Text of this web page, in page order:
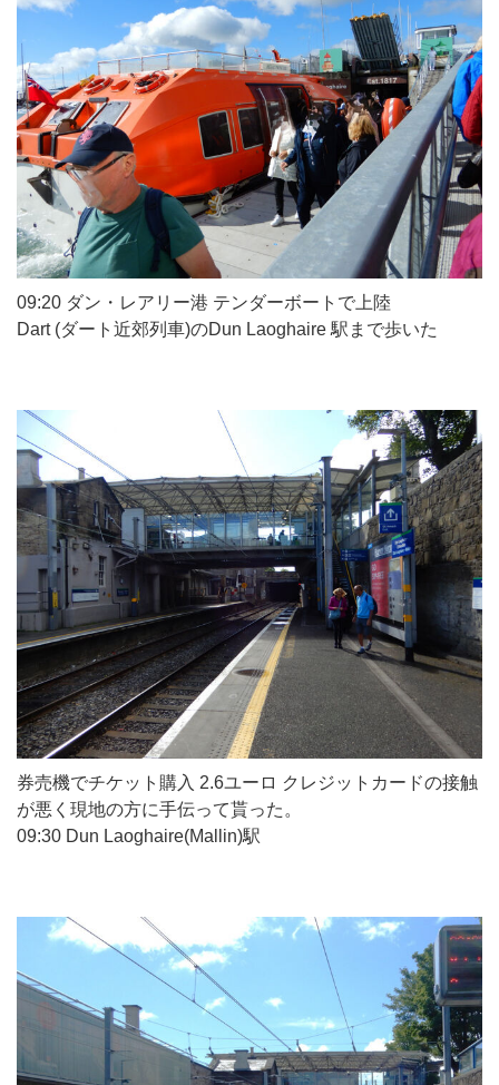
09:20 ダン・レアリー港 テンダーボートで上陸
Dart (ダート近郊列車)のDun Laoghaire 駅まで歩いた
券売機でチケット購入 2.6ユーロ クレジットカードの接触
が悪く現地の方に手伝って貰った。
09:30 Dun Laoghaire(Mallin)駅